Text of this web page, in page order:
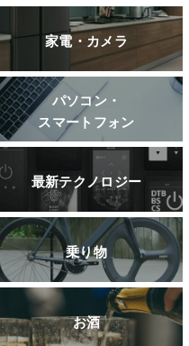
家電・カメラ
パソコン・
スマートフォン
最新テクノロジー
乗り物
お酒